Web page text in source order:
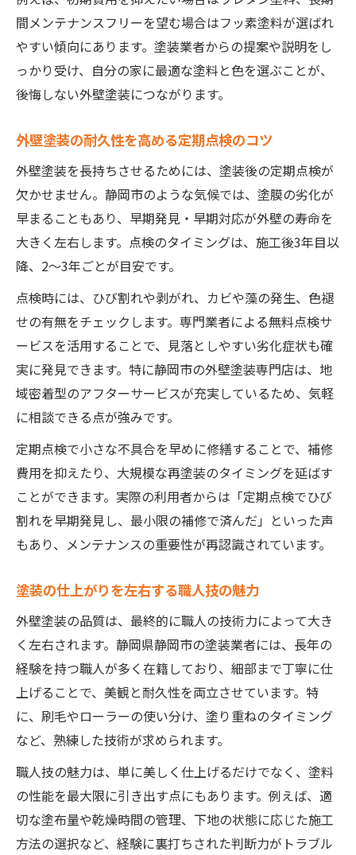
間メンテナンスフリーを望む場合はフッ素塗料が選ばれ
やすい傾向にあります。塗装業者からの提案や説明をし
っかり受け、自分の家に最適な塗料と色を選ぶことが、
後悔しない外壁塗装につながります。
外壁塗装の耐久性を高める定期点検のコツ
外壁塗装を長持ちさせるためには、塗装後の定期点検が
欠かせません。静岡市のような気候では、塗膜の劣化が
早まることもあり、早期発見・早期対応が外壁の寿命を
大きく左右します。点検のタイミングは、施工後3年目以
降、2〜3年ごとが目安です。
点検時には、ひび割れや剥がれ、カビや藻の発生、色褪
せの有無をチェックします。専門業者による無料点検サ
ービスを活用することで、見落としやすい劣化症状も確
実に発見できます。特に静岡市の外壁塗装専門店は、地
域密着型のアフターサービスが充実しているため、気軽
に相談できる点が強みです。
定期点検で小さな不具合を早めに修繕することで、補修
費用を抑えたり、大規模な再塗装のタイミングを延ばす
ことができます。実際の利用者からは「定期点検でひび
割れを早期発見し、最小限の補修で済んだ」といった声
もあり、メンテナンスの重要性が再認識されています。
塗装の仕上がりを左右する職人技の魅力
外壁塗装の品質は、最終的に職人の技術力によって大き
く左右されます。静岡県静岡市の塗装業者には、長年の
経験を持つ職人が多く在籍しており、細部まで丁寧に仕
上げることで、美観と耐久性を両立させています。特
に、刷毛やローラーの使い分け、塗り重ねのタイミング
など、熟練した技術が求められます。
職人技の魅力は、単に美しく仕上げるだけでなく、塗料
の性能を最大限に引き出す点にもあります。例えば、適
切な塗布量や乾燥時間の管理、下地の状態に応じた施工
方法の選択など、経験に裏打ちされた判断力がトラブル